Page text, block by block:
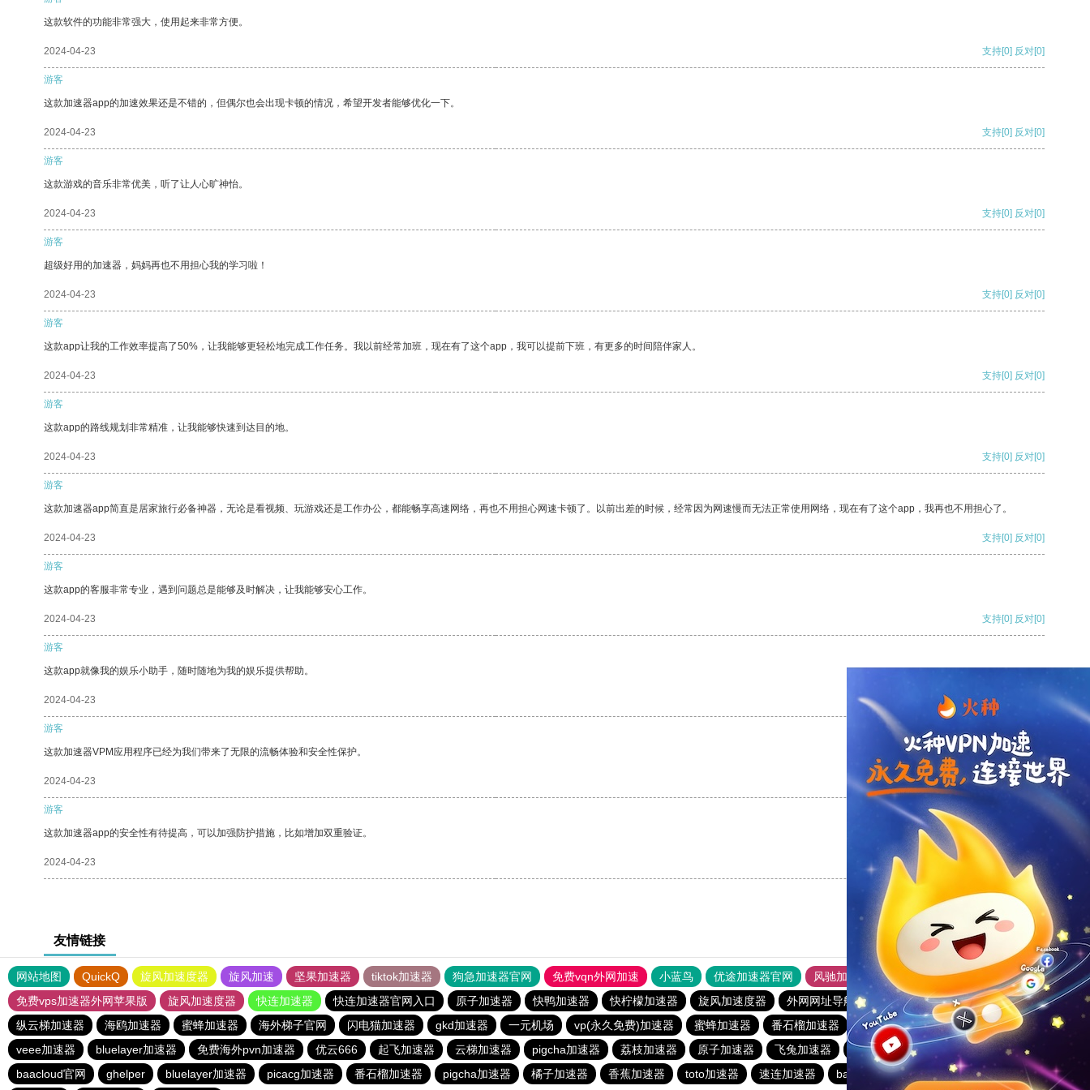
这款软件的功能非常强大，使用起来非常方便。
2024-04-23 支持[0] 反对[0]
游客
这款加速器app的加速效果还是不错的，但偶尔也会出现卡顿的情况，希望开发者能够优化一下。
2024-04-23 支持[0] 反对[0]
游客
这款游戏的音乐非常优美，听了让人心旷神怡。
2024-04-23 支持[0] 反对[0]
游客
超级好用的加速器，妈妈再也不用担心我的学习啦！
2024-04-23 支持[0] 反对[0]
游客
这款app让我的工作效率提高了50%，让我能够更轻松地完成工作任务。我以前经常加班，现在有了这个app，我可以提前下班，有更多的时间陪伴家人。
2024-04-23 支持[0] 反对[0]
游客
这款app的路线规划非常精准，让我能够快速到达目的地。
2024-04-23 支持[0] 反对[0]
游客
这款加速器app简直是居家旅行必备神器，无论是看视频、玩游戏还是工作办公，都能畅享高速网络，再也不用担心网速卡顿了。以前出差的时候，经常因为网速慢而无法正常使用网络，现在有了这个app，我再也不用担心了。
2024-04-23 支持[0] 反对[0]
游客
这款app的客服非常专业，遇到问题总是能够及时解决，让我能够安心工作。
2024-04-23 支持[0] 反对[0]
游客
这款app就像我的娱乐小助手，随时随地为我的娱乐提供帮助。
2024-04-23 支持
游客
这款加速器VPM应用程序已经为我们带来了无限的流畅体验和安全性保护。
2024-04-23 支持[0] 反对[0]
游客
这款加速器app的安全性有待提高，可以加强防护措施，比如增加双重验证。
2024-04-23 支持[0] 反对[0]
友情链接
网站地图 QuickQ 旋风加速度器 旋风加速 坚果加速器 tiktok加速器 狗急加速器官网 免费vqn外网加速 小蓝鸟 优途加速器官网 风驰加速器
旋风加速器
免费vps加速器外网苹果版
旋风加速度器 快连加速器 快连加速器官网入口 原子加速器 快鸭加速器 快柠檬加速器 旋风加速度器 外网网址导航 软件中心
hammer加速器
纵云梯加速器
海鸥加速器 蜜蜂加速器 海外梯子官网 闪电猫加速器 gkd加速器 一元机场 vp(永久免费)加速器 蜜蜂加速器 番石榴加速器 蚂蚁加速器
点点加速器
veee加速器
bluelayer加速器 免费海外pvn加速器 优云666 起飞加速器 云梯加速器 pigcha加速器 荔枝加速器 原子加速器 飞兔加速器 月兔加速器
香蕉加速器
baacloud官网
ghelper bluelayer加速器 picacg加速器 番石榴加速器 pigcha加速器 橘子加速器 香蕉加速器 toto加速器 速连加速器 baacloud官网 veee加速器 白鲸加速器